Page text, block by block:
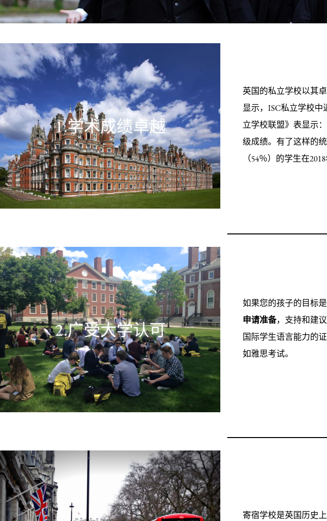
1.学术成绩卓越
英国的私立学校以其
显示，ISC私立学校中
立学校联盟》表显示
级成绩。有了这样的
（54％）的学生在
2.广受大学认可​
如果您的孩子的目标
申请准备，支持和建
国际学生语言能力的
如雅思考试。
寄宿学校是英国历史